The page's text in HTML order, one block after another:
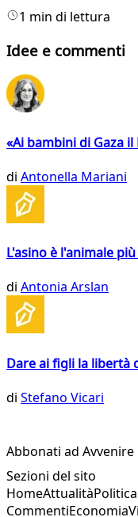
1 min di lettura
Idee e commenti
«Ai bambini di Gaza
di Antonella Mariani
L'asino è l'animale
di Antonia Arslan
Dare ai figli la libertà
di Stefano Vicari
Abbonati ad Avvenire
Sezioni del sito
HomeAttualitàPolitica
CommentiEconomia